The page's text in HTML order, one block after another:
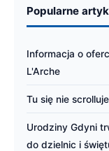
Popularne
Informacja o
L'Arche
Tu się nie
Urodziny Gdyni
do dzielnic i